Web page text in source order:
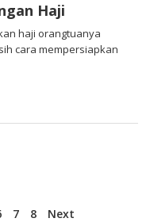
Haji
haji orangtuanya
cara mempersiapkan
7 8 Next